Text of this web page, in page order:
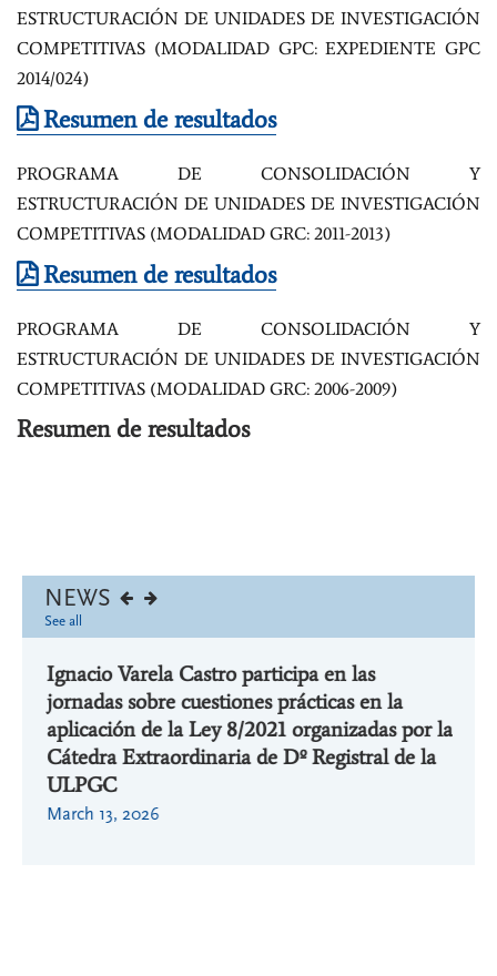
ESTRUCTURACIÓN DE UNIDADES DE INVESTIGACIÓN
COMPETITIVAS (MODALIDAD GPC: EXPEDIENTE GPC
2014/024)
Resumen de resultados
PROGRAMA DE CONSOLIDACIÓN Y
ESTRUCTURACIÓN DE UNIDADES DE INVESTIGACIÓN
COMPETITIVAS (MODALIDAD GRC: 2011-2013)
Resumen de resultados
PROGRAMA DE CONSOLIDACIÓN Y
ESTRUCTURACIÓN DE UNIDADES DE INVESTIGACIÓN
COMPETITIVAS (MODALIDAD GRC: 2006-2009)
Resumen de resultados
NEWS
See all
Ignacio Varela Castro participa en las
jornadas sobre cuestiones prácticas en la
aplicación de la Ley 8/2021 organizadas por la
Cátedra Extraordinaria de Dº Registral de la
ULPGC
March 13, 2026